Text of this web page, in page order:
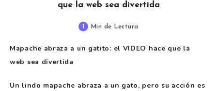
que la web sea divertida
1 Min de Lectura
Mapache abraza a un gatito: el VIDEO hace que la
web sea divertida
Un lindo mapache abraza a un gato, pero su acción es